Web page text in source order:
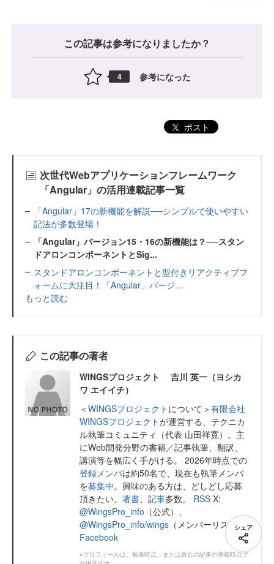
この記事は参考になりましたか？
4 参考になった
ポスト
次世代Webアプリケーションフレームワーク
「Angular」の活用連載記事一覧
「Angular」17の新機能を解説──シンプルで使いやすい
記法が多数登場！
「Angular」バージョン15・16の新機能は？──スタン
ドアロンコンポーネントとSig...
スタンドアロンコンポーネントと型付きリアクティブフ
ォームに大注目！「Angular」バージ...
もっと読む
この記事の著者
WINGSプロジェクト 吉川 英一（ヨシカ
ワ エイイチ）
＜WINGSプロジェクト について＞有限会社
WINGSプロジェクトが運営する、テクニカ
ル執筆コミュニティ（代表 山田祥寛）。主
にWeb開発分野の書籍／記事執筆、翻訳、
講演等を幅広く手がける。 2026年時点での
登録メンバは約50名で、現在も執筆メンバ
を募集中。興味のある方は、どしどし応募
頂きたい。 著書、 記事多数。 RSS X:
@WingsPro_info （公式）、
@WingsPro_info/wings （メンバーリスト）
Facebook
※プロフィールは、執筆時点、または直近の記事の寄稿時点で
シェア